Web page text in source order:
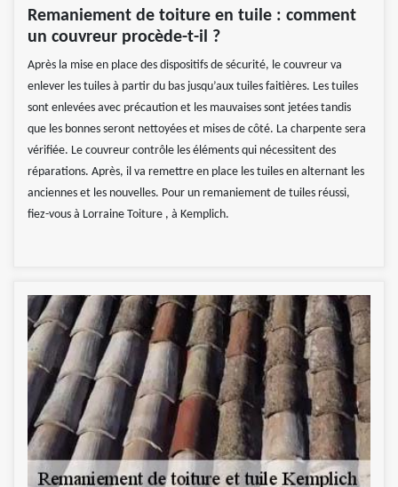
Remaniement de toiture en tuile : comment
un couvreur procède-t-il ?
Après la mise en place des dispositifs de sécurité, le couvreur va
enlever les tuiles à partir du bas jusqu’aux tuiles faitières. Les tuiles
sont enlevées avec précaution et les mauvaises sont jetées tandis
que les bonnes seront nettoyées et mises de côté. La charpente sera
vérifiée. Le couvreur contrôle les éléments qui nécessitent des
réparations. Après, il va remettre en place les tuiles en alternant les
anciennes et les nouvelles. Pour un remaniement de tuiles réussi,
fiez-vous à Lorraine Toiture , à Kemplich.